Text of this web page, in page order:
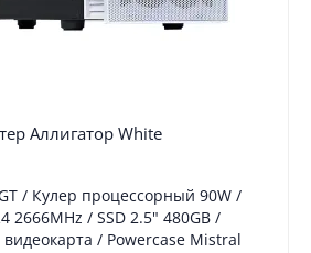
Аллигатор White
/ Кулер процессорный 90W /
2666MHz / SSD 2.5" 480GB /
/ Powercase Mistral